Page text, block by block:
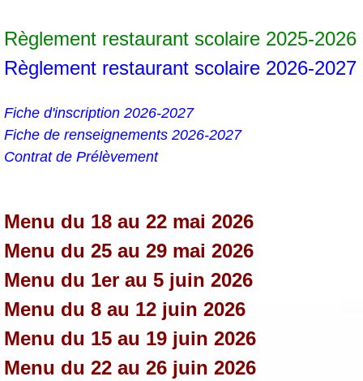
Règlement restaurant scolaire 2025-2026
Règlement restaurant scolaire 2026-2027
Fiche d'inscription 2026-2027
Fiche de renseignements 2026-2027
Contrat de Prélèvement
Menu du 18 au 22 mai 2026
Menu du 25 au 29 mai 2026
Menu du 1er au 5 juin 2026
Menu du 8 au 12 juin 2026
Menu du 15 au 19 juin 2026
Menu du 22 au 26 juin 2026